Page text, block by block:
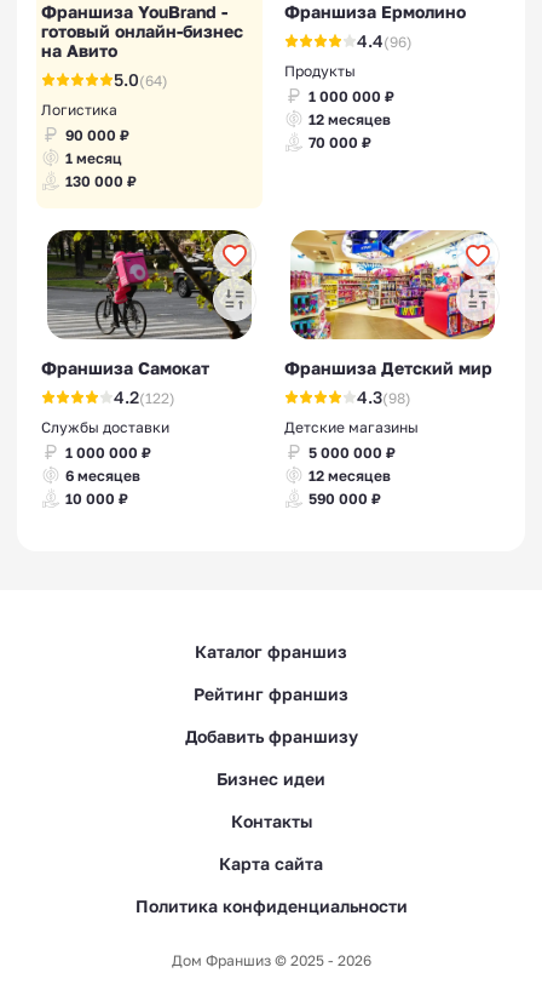
Франшиза YouBrand -
готовый онлайн-бизнес
на Авито
5.0(64)
Логистика
90 000 ₽
1 месяц
130 000 ₽
Франшиза Ермолино
4.4(96)
Продукты
1 000 000 ₽
12 месяцев
70 000 ₽
Франшиза Самокат
4.2(122)
Службы доставки
1 000 000 ₽
6 месяцев
10 000 ₽
Франшиза Детский мир
4.3(98)
Детские магазины
5 000 000 ₽
12 месяцев
590 000 ₽
Каталог франшиз
Рейтинг франшиз
Добавить франшизу
Бизнес идеи
Контакты
Карта сайта
Политика конфиденциальности
Дом Франшиз © 2025 - 2026